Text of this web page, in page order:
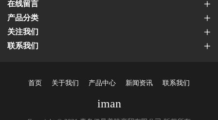
在线留言
产品分类
关注我们
联系我们
首页 关于我们 产品中心 新闻资讯 联系我们
iman